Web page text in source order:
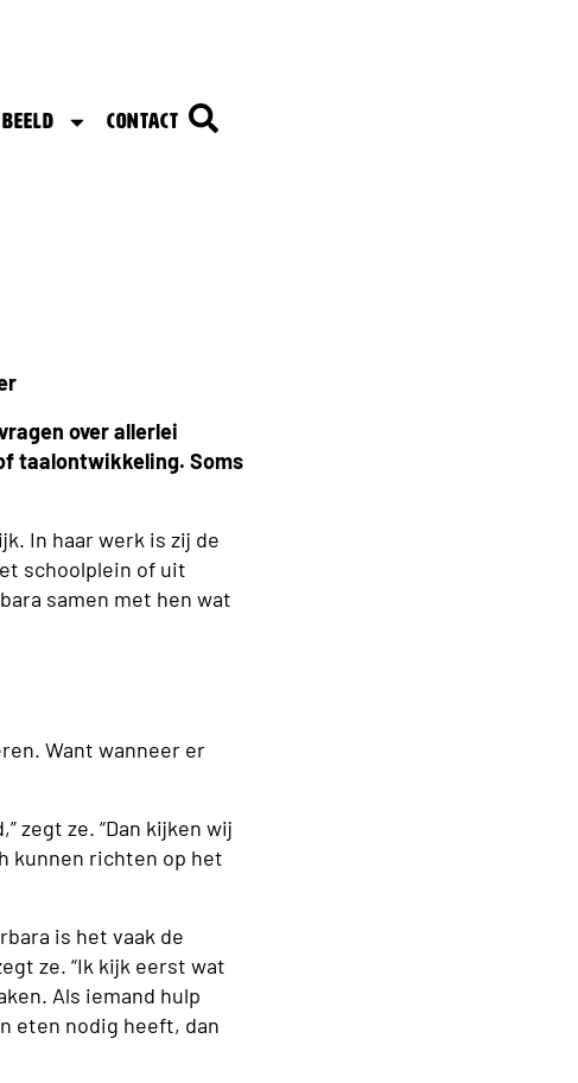
Contact
over allerlei
taalontwikkeling. Soms
In haar werk is zij de
schoolplein of uit
samen met hen wat
Want wanneer er
zegt ze. “Dan kijken wij
kunnen richten op het
is het vaak de
ze. “Ik kijk eerst wat
Als iemand hulp
eten nodig heeft, dan